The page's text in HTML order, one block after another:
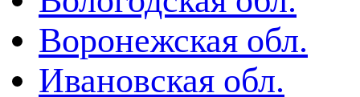
Воронежская обл.
Ивановская обл.